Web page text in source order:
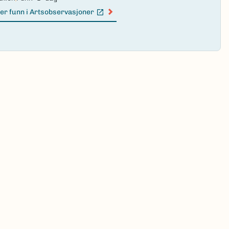
funn i Artsobservasjoner
lenke)